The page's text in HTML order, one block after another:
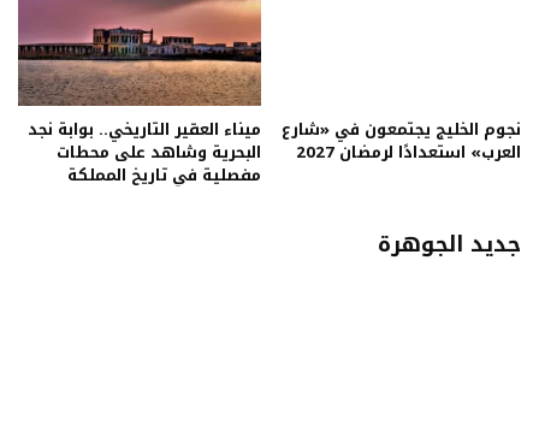
نجوم الخليج يجتمعون في «شارع
العرب» استعدادًا لرمضان 2027
ميناء العقير التاريخي.. بوابة نجد
البحرية وشاهد على محطات
مفصلية في تاريخ المملكة
جديد الجوهرة